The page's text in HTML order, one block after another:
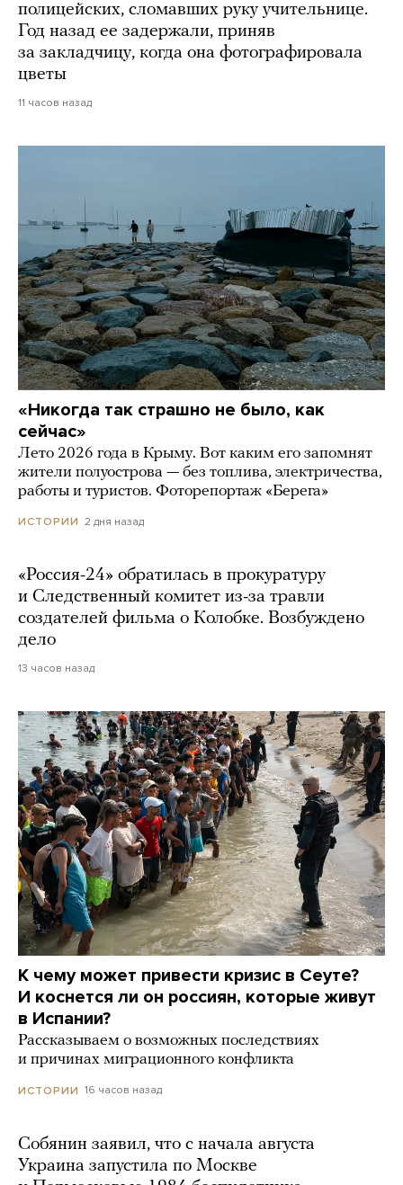
полицейских, сломавших руку учительнице.
Год назад ее задержали, приняв
за закладчицу, когда она фотографировала
цветы
11 часов назад
«Никогда так страшно не было, как
сейчас»
Лето 2026 года в Крыму. Вот каким его запомнят
жители полуострова — без топлива, электричества,
работы и туристов. Фоторепортаж «Берега»
ИСТОРИИ 2 дня назад
«Россия-24» обратилась в прокуратуру
и Следственный комитет из-за травли
создателей фильма о Колобке. Возбуждено
дело
13 часов назад
К чему может привести кризис в Сеуте?
И коснется ли он россиян, которые живут
в Испании?
Рассказываем о возможных последствиях
и причинах миграционного конфликта
ИСТОРИИ 16 часов назад
Собянин заявил, что с начала августа
Украина запустила по Москве